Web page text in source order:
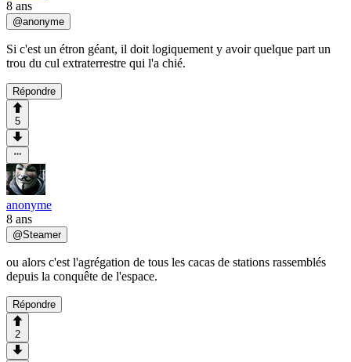
8 ans
@anonyme
Si c'est un étron géant, il doit logiquement y avoir quelque part un
trou du cul extraterrestre qui l'a chié.
Répondre
5
anonyme
8 ans
@Steamer
ou alors c'est l'agrégation de tous les cacas de stations rassemblés
depuis la conquête de l'espace.
Répondre
2